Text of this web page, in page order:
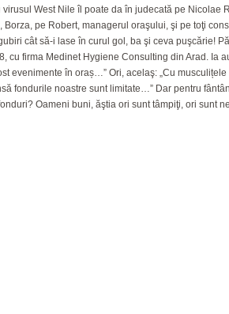
West Nile îl poate da în judecată pe Nicolae
pe Robert, managerul oraşului, şi pe toţi
cât să-i lase în curul gol, ba şi ceva puşcărie!
cu firma Medinet Hygiene Consulting din Arad. Ia
evenimente în oraș…” Ori, acelaş: „Cu
fondurile noastre sunt limitate…” Dar pentru
Oameni buni, ăştia ori sunt tâmpiţi, ori sunt